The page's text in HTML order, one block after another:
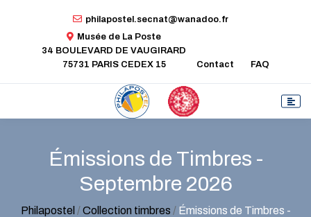
philapostel.secnat@wanadoo.fr
Musée de La Poste
34 BOULEVARD DE VAUGIRARD
75731 PARIS CEDEX 15
Contact FAQ
Émissions de Timbres -
Septembre 2026
Philapostel /Collection timbres / Émissions de Timbres -